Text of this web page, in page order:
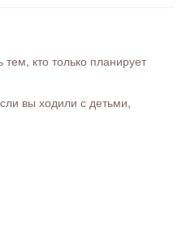
кто только планирует
вы ходили с детьми,